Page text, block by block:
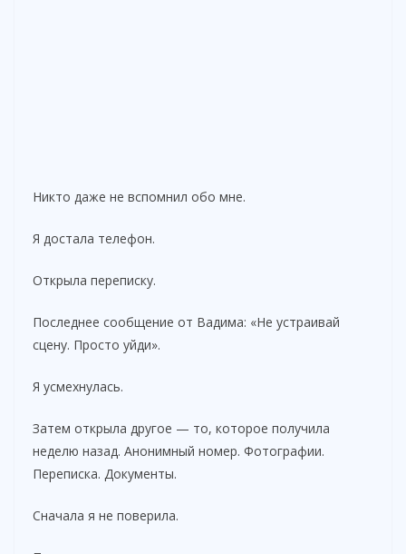
Никто даже не вспомнил обо мне.
Я достала телефон.
Открыла переписку.
Последнее сообщение от Вадима: «Не устраивай
сцену. Просто уйди».
Я усмехнулась.
Затем открыла другое — то, которое получила
неделю назад. Анонимный номер. Фотографии.
Переписка. Документы.
Сначала я не поверила.